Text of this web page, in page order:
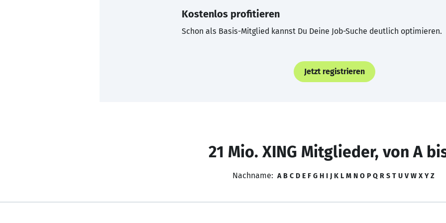
Kostenlos profitieren
Schon als Basis-Mitglied kannst Du Deine Job-Suche deutlich optimieren.
Jetzt registrieren
21 Mio. XING Mitglieder, von A
Nachname: A B C D E F G H I J K L M N O P Q R S T U V W X Y Z